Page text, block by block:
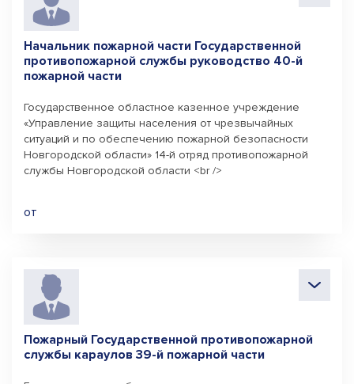
Начальник пожарной части Государственной
противопожарной службы руководство 40-й
пожарной части
Государственное областное казенное учреждение
«Управление защиты населения от чрезвычайных
ситуаций и по обеспечению пожарной безопасности
Новгородской области» 14-й отряд противопожарной
службы Новгородской области <br />
от
Пожарный Государственной противопожарной
службы караулов 39-й пожарной части